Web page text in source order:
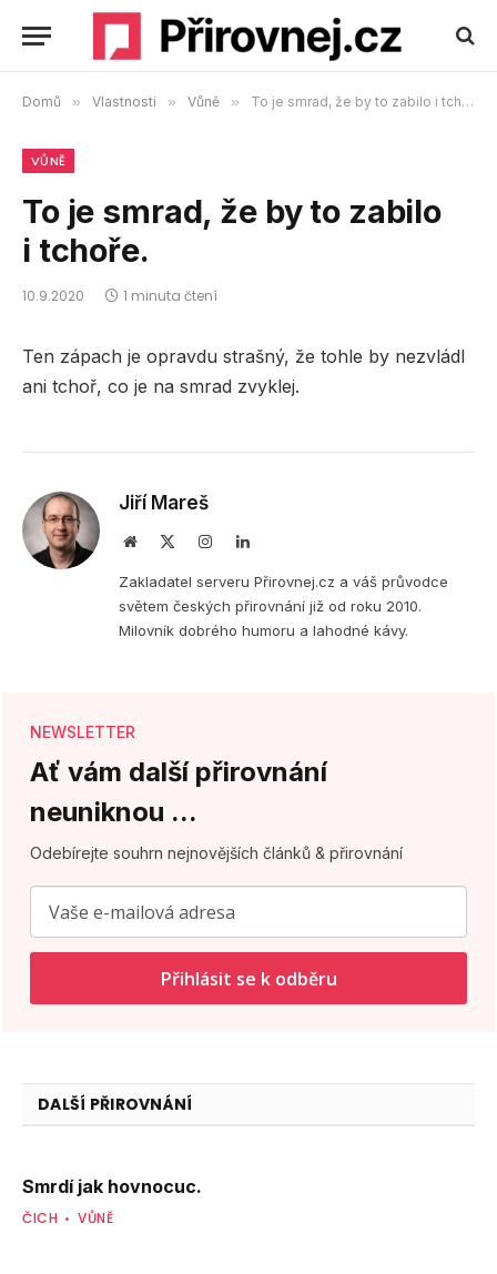
Domů » Vlastnosti » Vůně » To je smrad, že by to zabilo i tchoře.
VŮNĚ
To je smrad, že by to zabilo
i tchoře.
10.9.2020 1 minuta čtení
Ten zápach je opravdu strašný, že tohle by nezvládl
ani tchoř, co je na smrad zvyklej.
Jiří Mareš
Webová
InstagramLinkedIn
Zakladatel serveru Přirovnej.cz a váš průvodce
světem českých přirovnání již od roku 2010.
Milovník dobrého humoru a lahodné kávy.
NEWSLETTER
Ať vám další přirovnání
neuniknou ...
Odebírejte souhrn nejnovějších článků & přirovnání
Přihlásit se k odběru
DALŠÍ PŘIROVNÁNÍ
Smrdí jak hovnocuc.
ČICH VŮNĚ